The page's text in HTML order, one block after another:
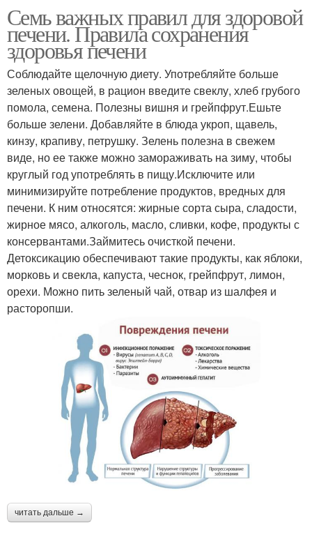
Семь важных правил для здоровой
печени. Правила сохранения
здоровья печени
Соблюдайте щелочную диету. Употребляйте больше
зеленых овощей, в рацион введите свеклу, хлеб грубого
помола, семена. Полезны вишня и грейпфрут.Ешьте
больше зелени. Добавляйте в блюда укроп, щавель,
кинзу, крапиву, петрушку. Зелень полезна в свежем
виде, но ее также можно замораживать на зиму, чтобы
круглый год употреблять в пищу.Исключите или
минимизируйте потребление продуктов, вредных для
печени. К ним относятся: жирные сорта сыра, сладости,
жирное мясо, алкоголь, масло, сливки, кофе, продукты с
консервантами.Займитесь очисткой печени.
Детоксикацию обеспечивают такие продукты, как яблоки,
морковь и свекла, капуста, чеснок, грейпфрут, лимон,
орехи. Можно пить зеленый чай, отвар из шалфея и
расторопши.
читать дальше →